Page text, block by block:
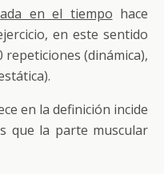
en el tiempo hace
en este sentido
(dinámica),
en la definición incide
que la parte muscular